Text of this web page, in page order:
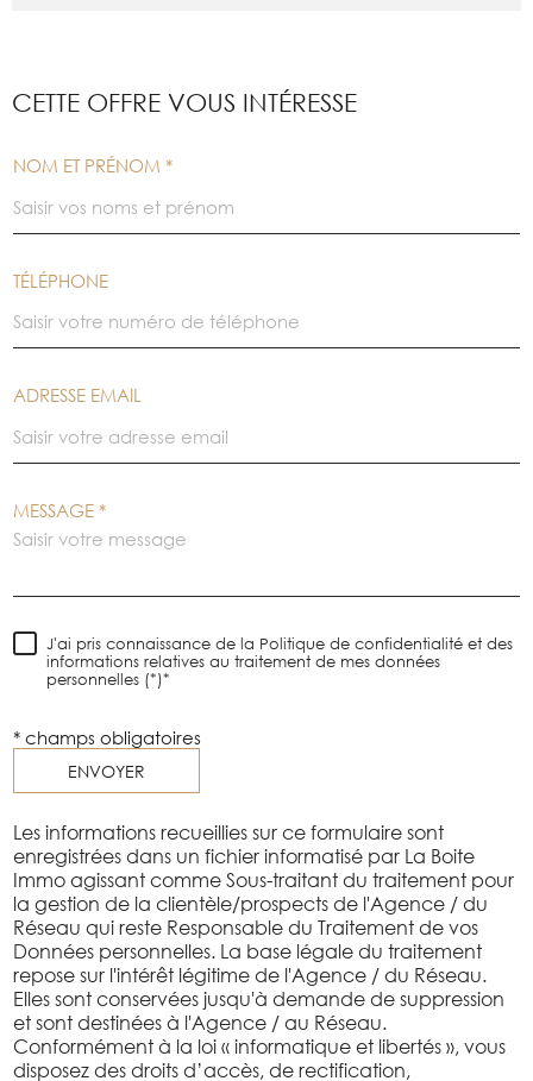
CETTE OFFRE VOUS INTÉRESSE
NOM ET PRÉNOM *
TÉLÉPHONE
ADRESSE EMAIL
MESSAGE *
J'ai pris connaissance de la Politique de confidentialité et des
informations relatives au traitement de mes données
personnelles (*)*
* champs obligatoires
ENVOYER
Les informations recueillies sur ce formulaire sont
enregistrées dans un fichier informatisé par La Boite
Immo agissant comme Sous-traitant du traitement pour
la gestion de la clientèle/prospects de l'Agence / du
Réseau qui reste Responsable du Traitement de vos
Données personnelles. La base légale du traitement
repose sur l'intérêt légitime de l'Agence / du Réseau.
Elles sont conservées jusqu'à demande de suppression
et sont destinées à l'Agence / au Réseau.
Conformément à la loi « informatique et libertés », vous
disposez des droits d’accès, de rectification,